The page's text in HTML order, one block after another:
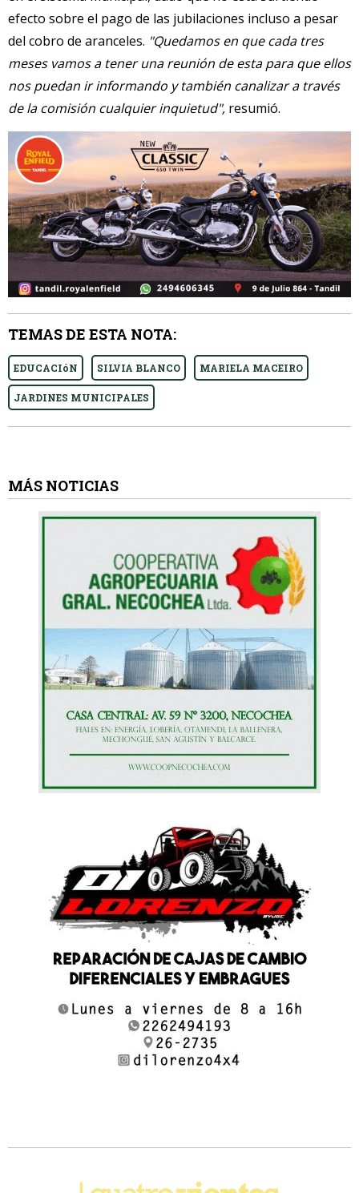
efecto sobre el pago de las jubilaciones incluso a pesar
del cobro de aranceles. "Quedamos en que cada tres
meses vamos a tener una reunión de esta para que ellos
nos puedan ir informando y también canalizar a través
de la comisión cualquier inquietud", resumió.
TEMAS DE ESTA NOTA:
EDUCACIóN SILVIA BLANCO MARIELA MACEIRO
JARDINES MUNICIPALES
MÁS NOTICIAS